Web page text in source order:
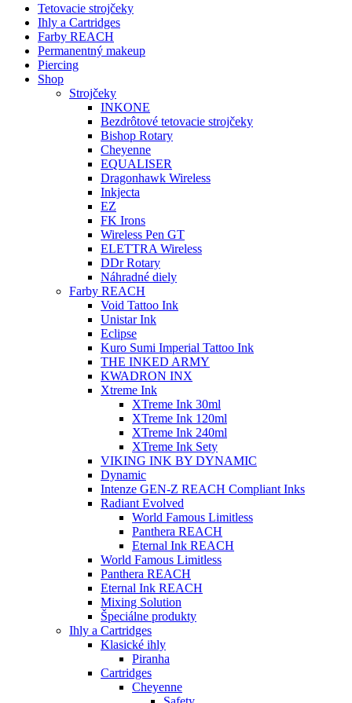
Tetovacie strojčeky
Ihly a Cartridges
Farby REACH
Permanentný makeup
Piercing
Shop
Strojčeky
INKONE
Bezdrôtové tetovacie strojčeky
Bishop Rotary
Cheyenne
EQUALISER
Dragonhawk Wireless
Inkjecta
EZ
FK Irons
Wireless Pen GT
ELETTRA Wireless
DDr Rotary
Náhradné diely
Farby REACH
Void Tattoo Ink
Unistar Ink
Eclipse
Kuro Sumi Imperial Tattoo Ink
THE INKED ARMY
KWADRON INX
Xtreme Ink
XTreme Ink 30ml
XTreme Ink 120ml
XTreme Ink 240ml
XTreme Ink Sety
VIKING INK BY DYNAMIC
Dynamic
Intenze GEN-Z REACH Compliant Inks
Radiant Evolved
World Famous Limitless
Panthera REACH
Eternal Ink REACH
World Famous Limitless
Panthera REACH
Eternal Ink REACH
Mixing Solution
Špeciálne produkty
Ihly a Cartridges
Klasické ihly
Piranha
Cartridges
Cheyenne